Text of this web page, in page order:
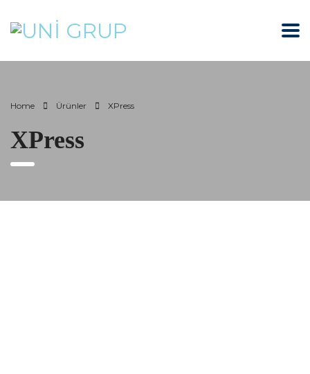
Home Ürünler XPress
XPress